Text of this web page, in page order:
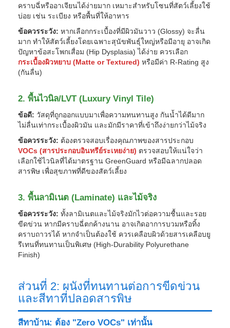
คราบฉี่หรืออาเจียนได้ง่ายมาก เหมาะสำหรับโซนที่สัตว์เลี้ยงใช้
บ่อย เช่น ระเบียง หรือพื้นที่ให้อาหาร
ข้อควรระวัง: หากเลือกกระเบื้องที่มีผิวมันวาว (Glossy) จะลื่น
มาก ทำให้สัตว์เลี้ยงโดยเฉพาะสุนัขพันธุ์ใหญ่หรือมีอายุ อาจเกิด
ปัญหาข้อสะโพกเสื่อม (Hip Dysplasia) ได้ง่าย ควรเลือก
กระเบื้องผิวหยาบ (Matte or Textured) หรือมีค่า R-Rating สูง
(กันลื่น)
2. พื้นไวนิล/LVT (Luxury Vinyl Tile)
ข้อดี: วัสดุที่ถูกออกแบบมาเพื่อความทนทานสูง กันน้ำได้ดีมาก
ไม่ลื่นเท่ากระเบื้องผิวมัน และมักมีราคาที่เข้าถึงง่ายกว่าไม้จริง
ข้อควรระวัง: ต้องตรวจสอบเรื่องคุณภาพของสารประกอบ
VOCs (สารประกอบอินทรีย์ระเหยง่าย) ตรวจสอบให้แน่ใจว่า
เลือกใช้ไวนิลที่ได้มาตรฐาน GreenGuard หรือมีฉลากปลอด
สารพิษ เพื่อสุขภาพที่ดีของสัตว์เลี้ยง
3. พื้นลามิเนต (Laminate) และไม้จริง
ข้อควรระวัง: ทั้งลามิเนตและไม้จริงมักไวต่อความชื้นและรอย
ขีดข่วน หากมีคราบฉี่ตกค้างนาน อาจเกิดอาการบวมหรือทิ้ง
คราบถาวรได้ หากจำเป็นต้องใช้ ควรเคลือบผิวด้วยสารเคลือบยู
รีเทนที่ทนทานเป็นพิเศษ (High-Durability Polyurethane
Finish)
ส่วนที่ 2: ผนังที่ทนทานต่อการขีดข่วน
และสีทาที่ปลอดสารพิษ
สีทาบ้าน: ต้อง "Zero VOCs" เท่านั้น